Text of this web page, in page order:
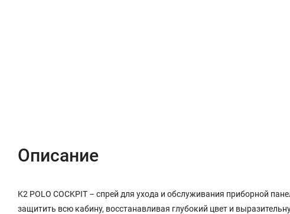
Описание
K2 POLO COCKPIT – спрей для ухода и обслуживания приборной
защитить всю кабину, восстанавливая глубокий цвет и